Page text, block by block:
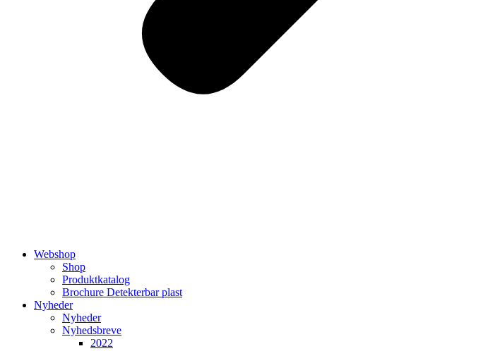
Webshop
Shop
Produktkatalog
Brochure Detekterbar plast
Nyheder
Nyheder
Nyhedsbreve
2022